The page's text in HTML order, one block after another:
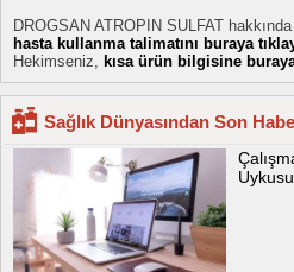
DROGSAN ATROPIN SULFAT
hasta kullanma talimatını buraya
Hekimseniz,
kısa ürün bilgisine
Sağlık Dünyasından Son